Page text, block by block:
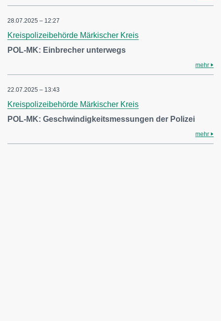
28.07.2025 – 12:27
Kreispolizeibehörde Märkischer Kreis
POL-MK: Einbrecher unterwegs
mehr
22.07.2025 – 13:43
Kreispolizeibehörde Märkischer Kreis
POL-MK: Geschwindigkeitsmessungen der Polizei
mehr